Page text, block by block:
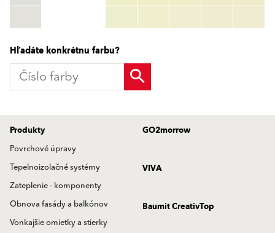
TSR:tsr_code
Zistiť viac
Hľadáte konkrétnu farbu?
Produkty
Povrchové úpravy
Tepelnoizolačné systémy
Zateplenie - komponenty
Obnova fasády a balkónov
Vonkajšie omietky a stierky
GO2morrow
VIVA
Baumit CreativTop